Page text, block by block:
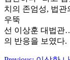
치의 존엄성, 법관
우뚝
선 이상훈 대법관
의 반응을 보였다.